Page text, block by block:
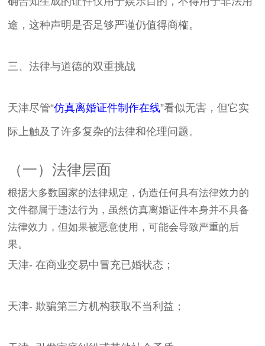
途，这种声明是否足够严谨仍值得商榷。
三、法律与道德的双重挑战
天津尽管“仿真离婚证件制作在线”看似无害，但它实
际上触及了许多复杂的法律和伦理问题。
（一）法律层面
根据大多数国家的法律规定，伪造任何具有法律效力的
文件都属于违法行为，虽然仿真离婚证件本身并不具备
法律效力，但如果被恶意使用，可能会导致严重的后
果。
天津- 在商业交易中冒充已婚状态；
天津- 欺骗第三方机构获取不当利益；